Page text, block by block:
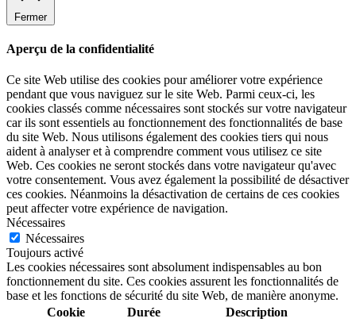
Fermer
Aperçu de la confidentialité
Ce site Web utilise des cookies pour améliorer votre expérience
pendant que vous naviguez sur le site Web. Parmi ceux-ci, les
cookies classés comme nécessaires sont stockés sur votre navigateur
car ils sont essentiels au fonctionnement des fonctionnalités de base
du site Web. Nous utilisons également des cookies tiers qui nous
aident à analyser et à comprendre comment vous utilisez ce site
Web. Ces cookies ne seront stockés dans votre navigateur qu'avec
votre consentement. Vous avez également la possibilité de désactiver
ces cookies. Néanmoins la désactivation de certains de ces cookies
peut affecter votre expérience de navigation.
Nécessaires
Nécessaires
Toujours activé
Les cookies nécessaires sont absolument indispensables au bon
fonctionnement du site. Ces cookies assurent les fonctionnalités de
base et les fonctions de sécurité du site Web, de manière anonyme.
Cookie
Durée Description